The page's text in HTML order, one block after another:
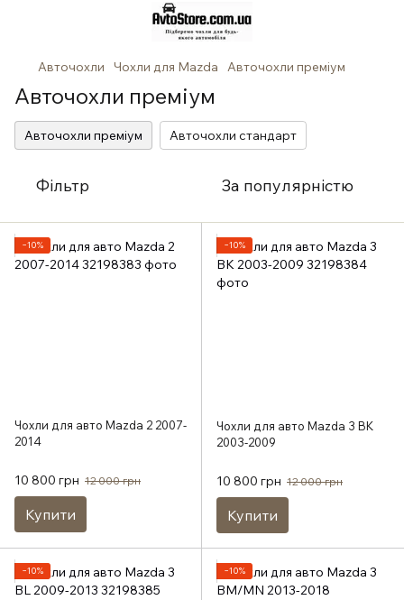
Авточохли Чохли для Mazda Авточохли преміум
Авточохли преміум
Авточохли преміум Авточохли стандарт
Фільтр За популярністю
−10%
Чохли для авто Mazda 2 2007-
2014
10 800 грн 12 000 грн
Купити
−10%
Чохли для авто Mazda 3 BK
2003-2009
10 800 грн 12 000 грн
Купити
−10% −10%